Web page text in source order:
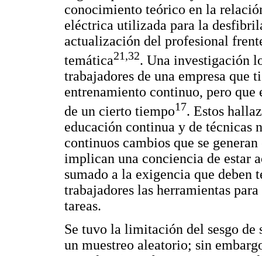
conocimiento teórico en la
eléctrica utilizada para la
actualización del profesional
temática21,32. Una investigación
trabajadores de una empresa que
entrenamiento continuo, pero que
de un cierto tiempo17. Estos
educación continua y de técnicas
continuos cambios que se
implican una conciencia de estar
sumado a la exigencia que deben
trabajadores las herramientas
tareas.
Se tuvo la limitación del sesgo de
un muestreo aleatorio; sin